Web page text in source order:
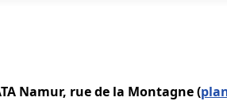
Namur, rue de la Montagne (